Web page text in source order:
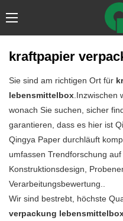
kraftpapier
Sie sind am richtigen Ort für
lebensmittelbox.Inzwischen
wonach Sie suchen, sicher
garantieren, dass es hier ist
Qingya Paper durchläuft
umfassen Trendforschung
Konstruktionsdesign,
Verarbeitungsbewertung..
Wir sind bestrebt, höchste
verpackung